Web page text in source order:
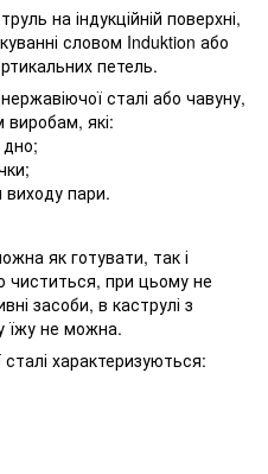
на індукційній поверхні,
словом Induktion або
петель.
сталі або чавуну,
які:
виходу пари.
як готувати, так і
чиститься, при цьому не
засоби, в каструлі з
їжу не можна.
характеризуються: